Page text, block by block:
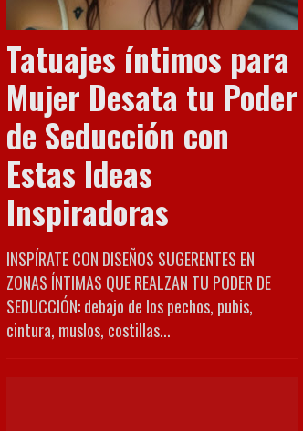
Tatuajes íntimos para
Mujer Desata tu Poder
de Seducción con
Estas Ideas
Inspiradoras
INSPÍRATE CON DISEÑOS SUGERENTES EN
ZONAS ÍNTIMAS QUE REALZAN TU PODER DE
SEDUCCIÓN: debajo de los pechos, pubis,
cintura, muslos, costillas...